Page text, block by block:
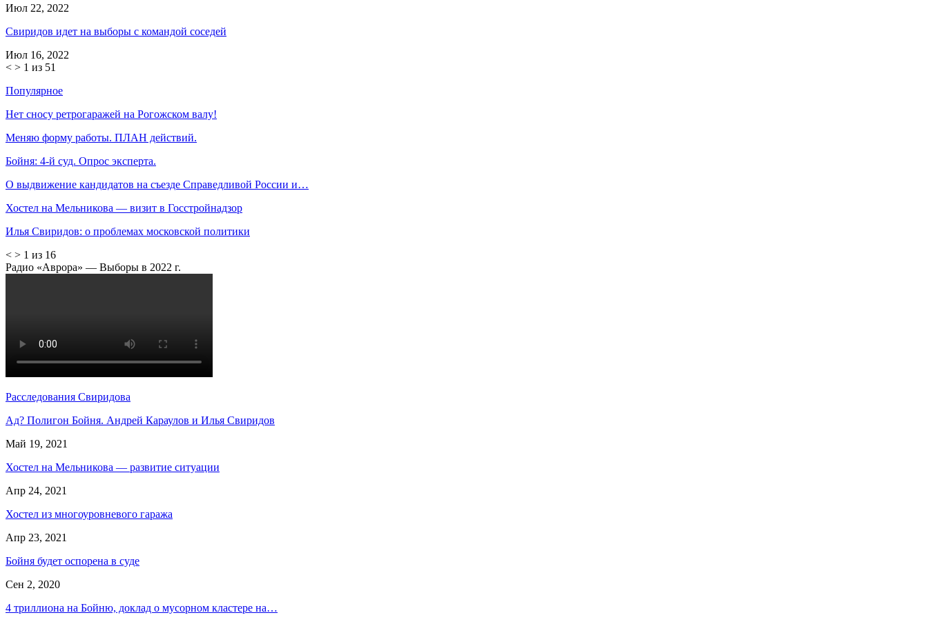
Июл 22, 2022
Свиридов идет на выборы с командой соседей
Июл 16, 2022
< > 1 из 51
Популярное
Нет сносу ретрогаражей на Рогожском валу!
Меняю форму работы. ПЛАН действий.
Бойня: 4-й суд. Опрос эксперта.
О выдвижение кандидатов на съезде Справедливой России и…
Хостел на Мельникова — визит в Госстройнадзор
Илья Свиридов: о проблемах московской политики
< > 1 из 16
Радио «Аврора» — Выборы в 2022 г.
Расследования Свиридова
Ад? Полигон Бойня. Андрей Караулов и Илья Свиридов
Май 19, 2021
Хостел на Мельникова — развитие ситуации
Апр 24, 2021
Хостел из многоуровневого гаража
Апр 23, 2021
Бойня будет оспорена в суде
Сен 2, 2020
4 триллиона на Бойню, доклад о мусорном кластере на…